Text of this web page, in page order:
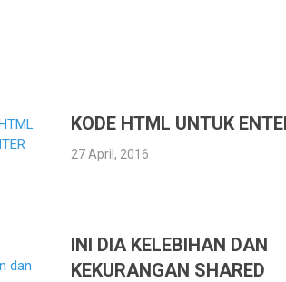
KODE HTML UNTUK
27 April, 2016
INI DIA KELEBIHAN DAN
KEKURANGAN SHARED